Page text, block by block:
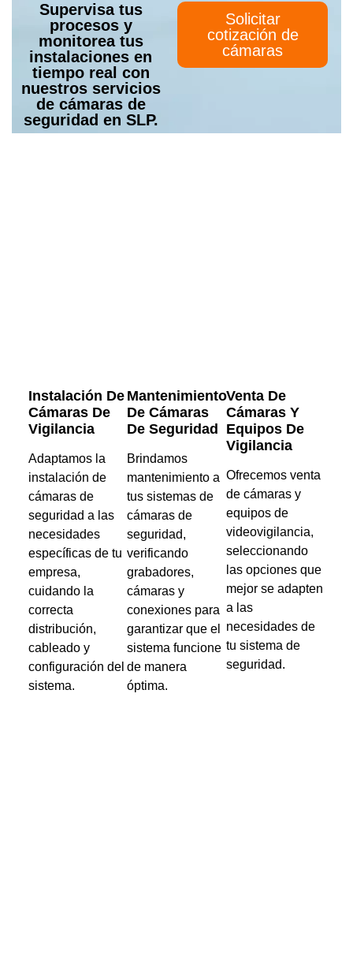
Supervisa tus
procesos y
monitorea tus
instalaciones en
tiempo real con
nuestros servicios
de cámaras de
seguridad en SLP.
Solicitar
cotización de
cámaras
Instalación De
Cámaras De
Vigilancia
Adaptamos la
instalación de
cámaras de
seguridad a las
necesidades
específicas de tu
empresa,
cuidando la
correcta
distribución,
cableado y
configuración del
sistema.
Mantenimiento
De Cámaras
De Seguridad
Brindamos
mantenimiento a
tus sistemas de
cámaras de
seguridad,
verificando
grabadores,
cámaras y
conexiones para
garantizar que el
sistema funcione
de manera
óptima.
Venta De
Cámaras Y
Equipos De
Vigilancia
Ofrecemos venta
de cámaras y
equipos de
videovigilancia,
seleccionando
las opciones que
mejor se adapten
a las
necesidades de
tu sistema de
seguridad.